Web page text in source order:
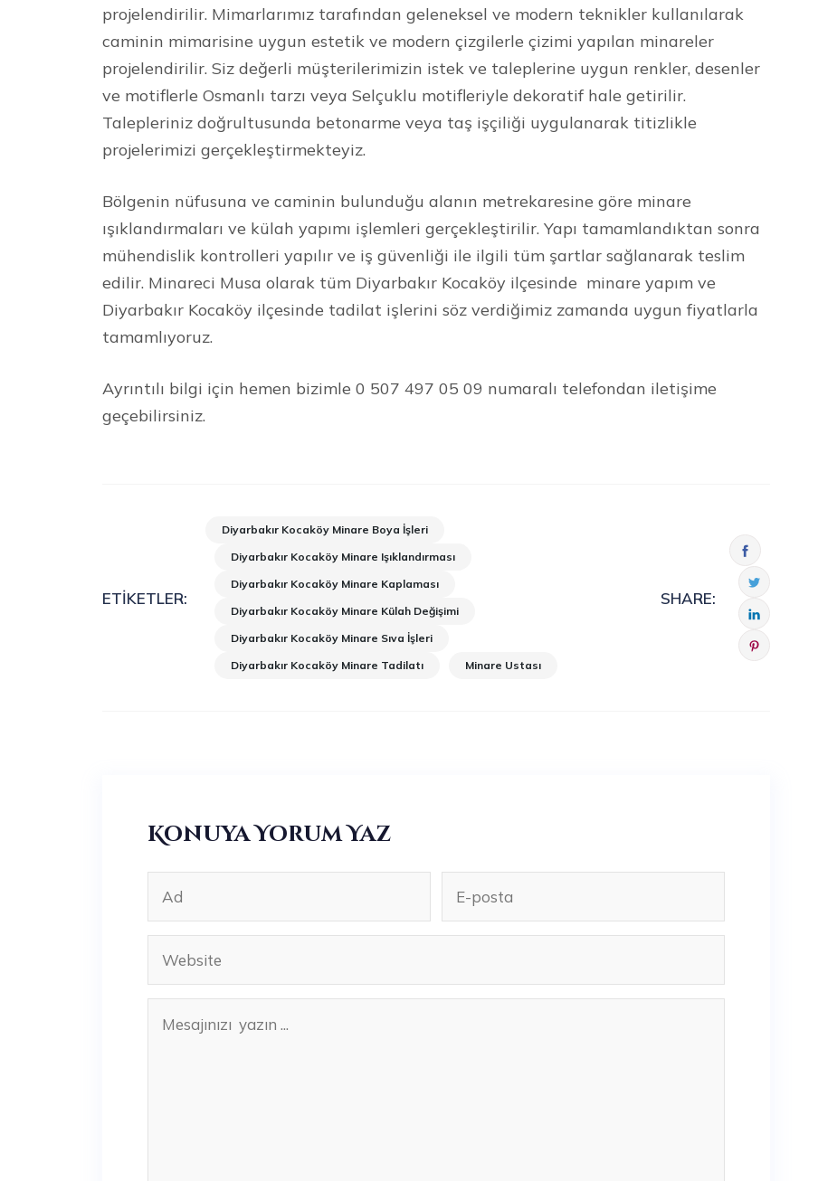
projelendirilir. Mimarlarımız tarafından geleneksel ve modern teknikler kullanılarak
caminin mimarisine uygun estetik ve modern çizgilerle çizimi yapılan minareler
projelendirilir. Siz değerli müşterilerimizin istek ve taleplerine uygun renkler, desenler
ve motiflerle Osmanlı tarzı veya Selçuklu motifleriyle dekoratif hale getirilir.
Talepleriniz doğrultusunda betonarme veya taş işçiliği uygulanarak titizlikle
projelerimizi gerçekleştirmekteyiz.
Bölgenin nüfusuna ve caminin bulunduğu alanın metrekaresine göre minare
ışıklandırmaları ve külah yapımı işlemleri gerçekleştirilir. Yapı tamamlandıktan sonra
mühendislik kontrolleri yapılır ve iş güvenliği ile ilgili tüm şartlar sağlanarak teslim
edilir. Minareci Musa olarak tüm Diyarbakır Kocaköy ilçesinde minare yapım ve
Diyarbakır Kocaköy ilçesinde tadilat işlerini söz verdiğimiz zamanda uygun fiyatlarla
tamamlıyoruz.
Ayrıntılı bilgi için hemen bizimle 0 507 497 05 09 numaralı telefondan iletişime
geçebilirsiniz.
ETIKETLER:
Diyarbakır Kocaköy Minare Boya İşleri
Diyarbakır Kocaköy Minare Işıklandırması
Diyarbakır Kocaköy Minare Kaplaması
Diyarbakır Kocaköy Minare Külah Değişimi
Diyarbakır Kocaköy Minare Sıva İşleri
Diyarbakır Kocaköy Minare Tadilatı
Minare Ustası
SHARE:
Konuya Yorum Yaz